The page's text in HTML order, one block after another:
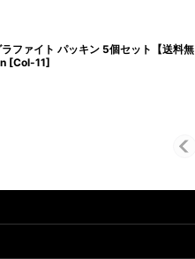
ファイト パッキン 5個セット【送料無
[Col-11]